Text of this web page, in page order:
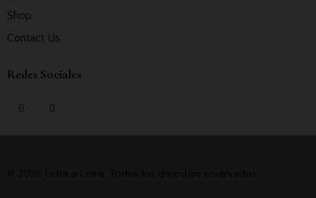
Shop
Contact Us
Redes Sociales